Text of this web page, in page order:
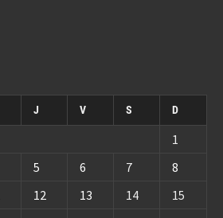
J V S D
1
5 6 7
8
12 13 14
15